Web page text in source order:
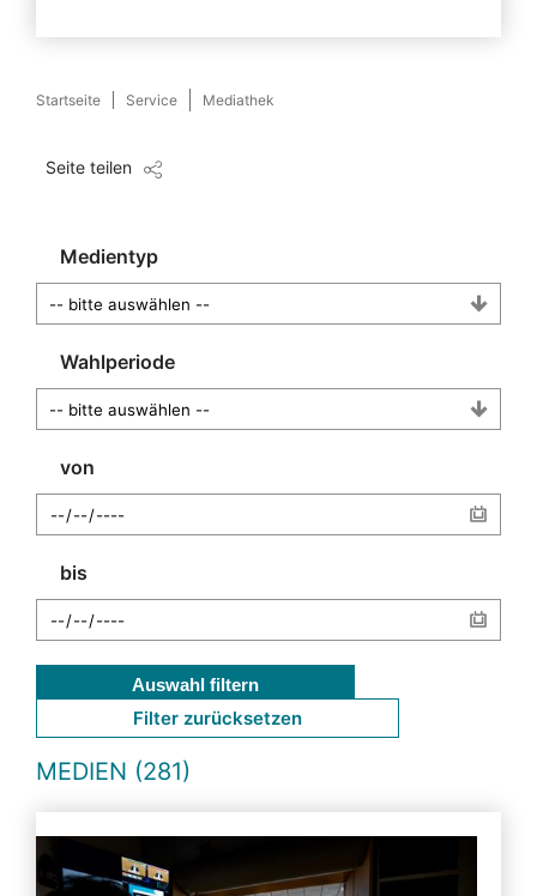
Startseite Service Mediathek
Seite teilen
Medientyp
Wahlperiode
von
bis
Auswahl filtern
Filter zurücksetzen
MEDIEN (281)